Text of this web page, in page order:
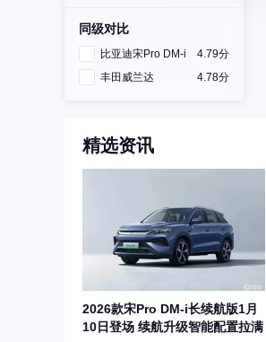
同级对比
比亚迪宋Pro DM-i
4.79分
丰田威兰达
4.78分
精选资讯
2026款宋Pro DM-i长续航版1月
10日登场 续航升级智能配置拉满